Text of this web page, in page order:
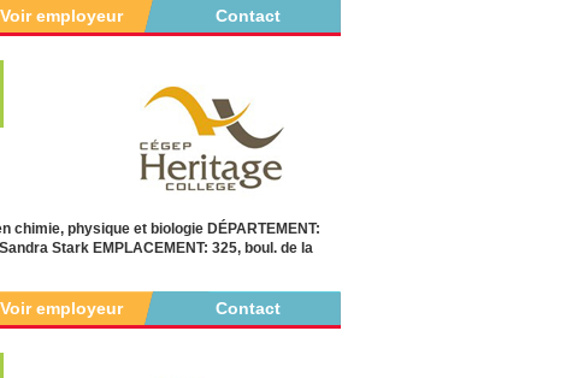
Voir employeur Contact
chimie, physique et biologie DÉPARTEMENT:
Stark EMPLACEMENT: 325, boul. de la
Voir employeur Contact